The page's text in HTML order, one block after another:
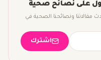
على نصائح صحية
ونصائحنا الصحية في
اشترك